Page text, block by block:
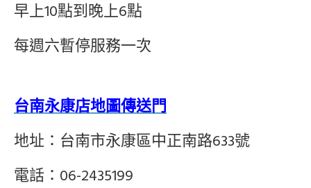
早上10點到晚上6點
每週六暫停服務一次
台南永康店地圖傳送門
地址：台南市永康區中正南路633號
電話：06-2435199